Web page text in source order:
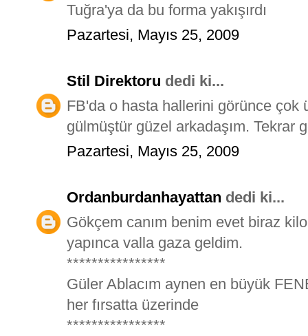
Tuğra'ya da bu forma yakışırdı
Pazartesi, Mayıs 25, 2009
Stil Direktoru dedi ki...
FB'da o hasta hallerini görünce çok
gülmüştür güzel arkadaşım. Tekrar
Pazartesi, Mayıs 25, 2009
Ordanburdanhayattan dedi ki...
Gökçem canım benim evet biraz
yapınca valla gaza geldim.
****************
Güler Ablacım aynen en büyük
her fırsatta üzerinde
****************